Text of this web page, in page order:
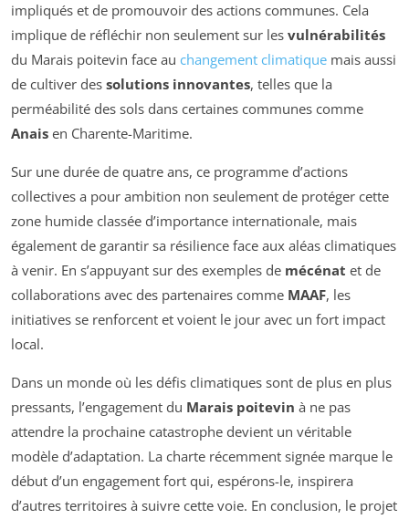
impliqués et de promouvoir des actions communes. Cela
implique de réfléchir non seulement sur les vulnérabilités
du Marais poitevin face au changement climatique mais aussi
de cultiver des solutions innovantes, telles que la
perméabilité des sols dans certaines communes comme
Anais en Charente-Maritime.
Sur une durée de quatre ans, ce programme d’actions
collectives a pour ambition non seulement de protéger cette
zone humide classée d’importance internationale, mais
également de garantir sa résilience face aux aléas climatiques
à venir. En s’appuyant sur des exemples de mécénat et de
collaborations avec des partenaires comme MAAF, les
initiatives se renforcent et voient le jour avec un fort impact
local.
Dans un monde où les défis climatiques sont de plus en plus
pressants, l’engagement du Marais poitevin à ne pas
attendre la prochaine catastrophe devient un véritable
modèle d’adaptation. La charte récemment signée marque le
début d’un engagement fort qui, espérons-le, inspirera
d’autres territoires à suivre cette voie. En conclusion, le projet